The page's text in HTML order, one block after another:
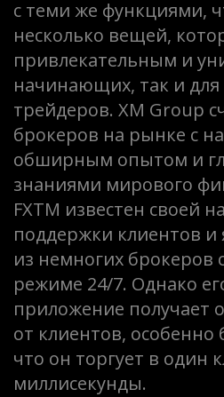
с теми же функциями,
несколько вещей,
привлекательным и
начинающих, так и
трейдеров. XM Group
брокеров на рынке с
обширным опытом и
знаниями мирового
FXTM известен своей
поддержки клиентов и
из немногих брокеров
режиме 24/7. Однако
приложение получает
от клиентов, особенно
что он торгует в один
миллисекунды.